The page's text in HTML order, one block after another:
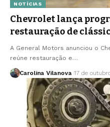
NOTÍCIAS
Chevrolet lança
restauração de
A General Motors anunciou o
reúne restauração e…
Carolina Vilanova 17 de